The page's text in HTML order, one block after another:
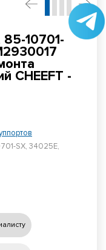
85-10701-
CHEEFT -
SX, 34025E,